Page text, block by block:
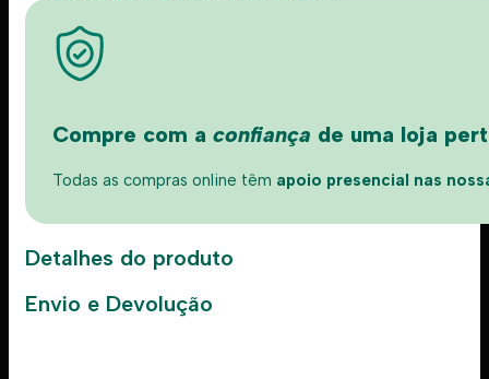
Compre com a confiança de uma loja
Todas as compras online têm apoio presencial nas
Detalhes do produto
Envio e Devolução